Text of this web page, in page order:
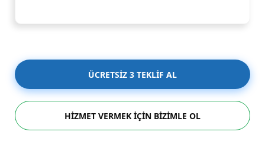
ÜCRETSİZ 3 TEKLİF AL
HİZMET VERMEK İÇİN BİZİMLE OL